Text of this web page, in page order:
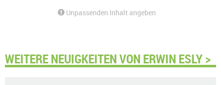
Unpassenden Inhalt angeben
WEITERE NEUIGKEITEN VON ERWIN ESLY >